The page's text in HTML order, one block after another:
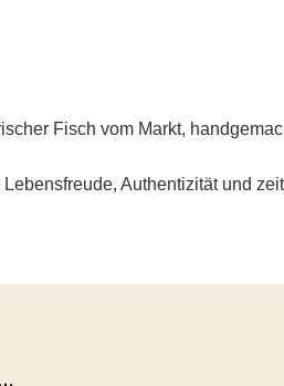
Fisch vom Markt,
Authentizität und